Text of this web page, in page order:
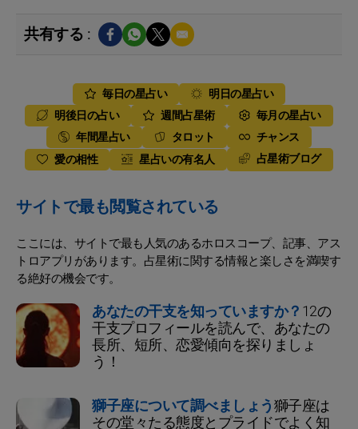
共有する :
毎日の星占い
明日の星占い
明後日の占い
週間占星術
毎月の星占い
年間星占い
タロット
チャンス
愛の相性
星占いの有名人 占星術ブログ
サイトで最も閲覧されている
ここには、サイトで最も人気のあるホロスコープ、記事、アス
トロアプリがあります。占星術に関する情報と楽しさを満喫す
る絶好の機会です。
あなたの干支を知っていますか？12の
干支プロフィールを読んで、あなたの
長所、短所、恋愛傾向を探りましょ
う！
獅子座について調べましょう獅子座は
その堂々たる態度とプライドでよく知